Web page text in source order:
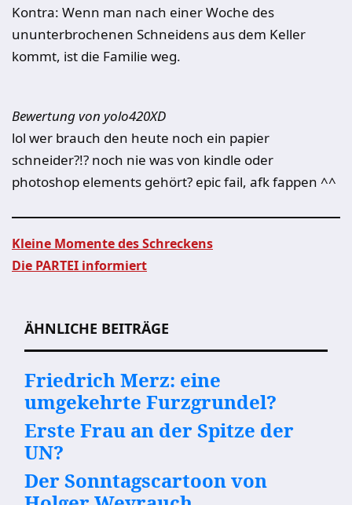
Kontra: Wenn man nach einer Woche des
ununterbrochenen Schneidens aus dem Keller
kommt, ist die Familie weg.
Bewertung von yolo420XD
lol wer brauch den heute noch ein papier
schneider?!? noch nie was von kindle oder
photoshop elements gehört? epic fail, afk fappen ^^
Kleine Momente des Schreckens
Die PARTEI informiert
ÄHNLICHE BEITRÄGE
Friedrich Merz: eine
umgekehrte Furzgrundel?
Erste Frau an der Spitze der
UN?
Der Sonntagscartoon von